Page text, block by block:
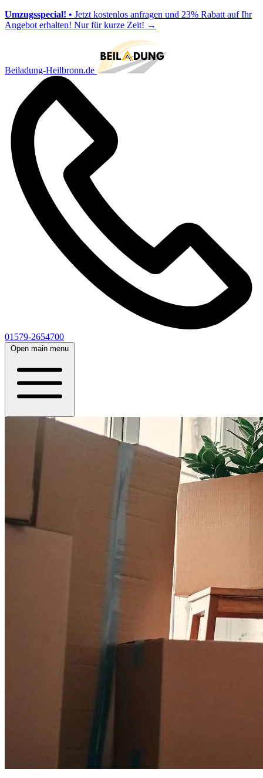
Umzugsspecial! • Jetzt kostenlos anfragen und 23% Rabatt auf Ihr
Angebot erhalten! Nur für kurze Zeit! →
Beiladung-Heilbronn.de
01579-2654700
Open main menu